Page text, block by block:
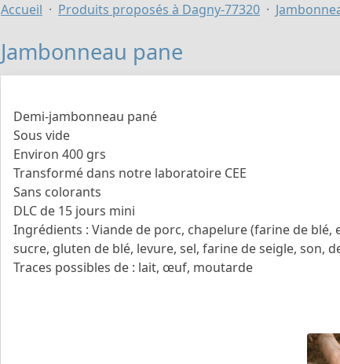
Accueil Produits proposés à Dagny-77320
Jambonneau pane
Demi-jambonneau pané
Sous vide
Environ 400 grs
Transformé dans notre laboratoire CEE
Sans colorants
DLC de 15 jours mini
Ingrédients : Viande de porc, chapelure (farine de blé,
sucre, gluten de blé, levure, sel, farine de seigle, son,
Traces possibles de : lait, œuf, moutarde